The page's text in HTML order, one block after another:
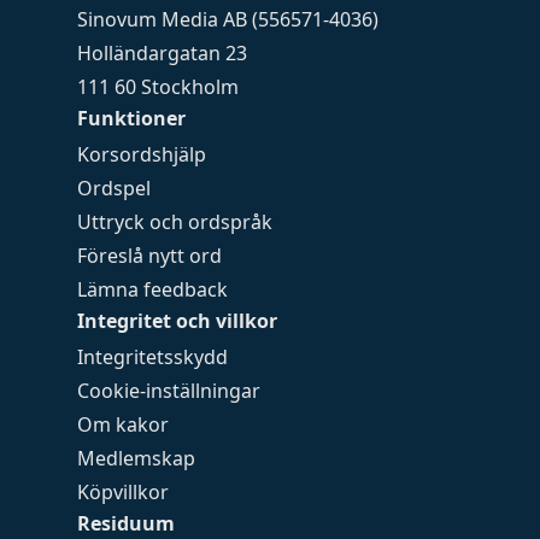
Funktioner
Korsordshjälp
Ordspel
Uttryck och ordspråk
Föreslå nytt ord
Lämna feedback
Integritet och villkor
Integritetsskydd
Cookie-inställningar
Om kakor
Medlemskap
Köpvillkor
Residuum
Sinovum Media AB (556571-4036)
Holländargatan 23
111 60 Stockholm